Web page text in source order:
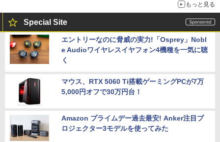
もっと見る
Special Site
エントリーなのに脅威の実力!「Osprey」Nobl
e Audioワイヤレスイヤフォン4機種を一気に聴
く
マウス、RTX 5060 Ti搭載ゲーミングPCが7万
5,000円オフで30万円台！
Amazon プライムデー過去最安! Anker注目プ
ロジェクター3モデルを使ってみた